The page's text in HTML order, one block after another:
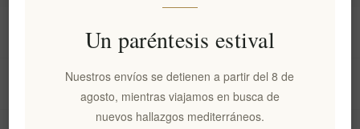
Información
Mi cuenta
Un paréntesis estival
Nuestros envíos se detienen a partir del 8 de
agosto, mientras viajamos en busca de
nuevos hallazgos mediterráneos.